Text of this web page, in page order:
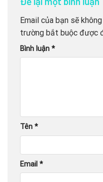
Email của bạn sẽ
trường bắt buộc được
Bình luận *
Tên *
Email *